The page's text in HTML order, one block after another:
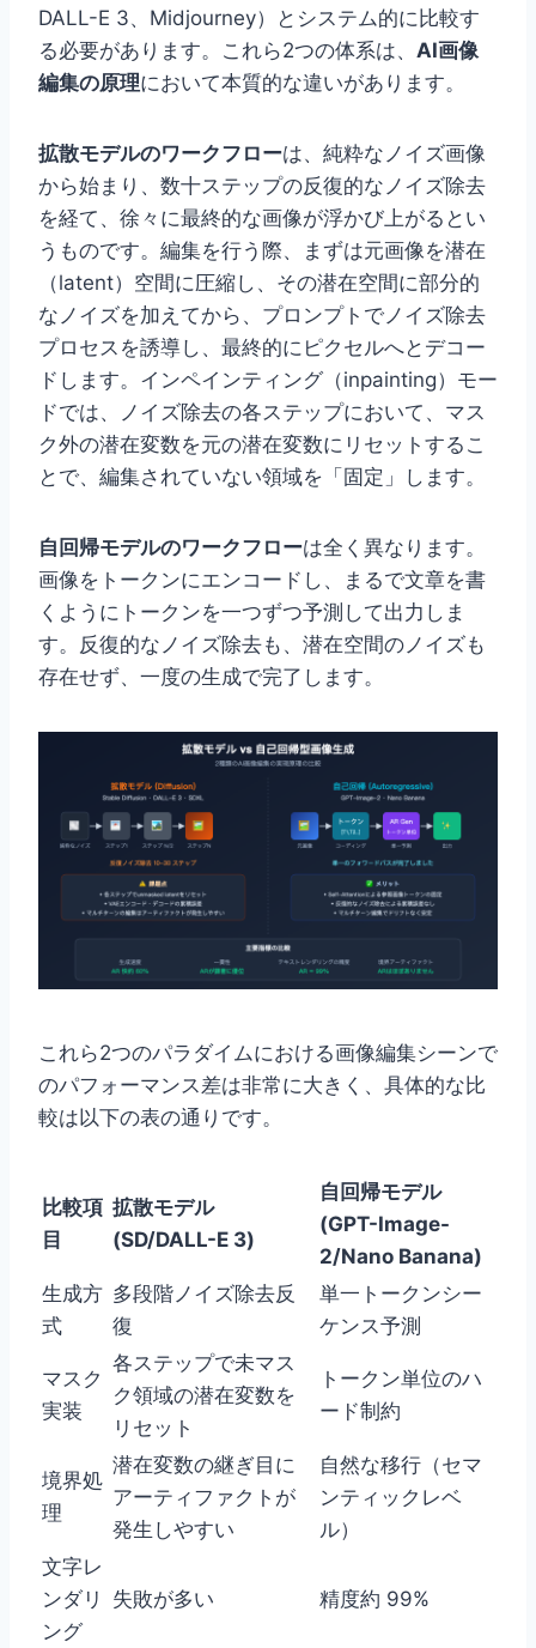
DALL-E 3、Midjourney）とシステム的に比較す
る必要があります。これら2つの体系は、 AI画像
編集の原理において本質的な違いがあります。
拡散モデルのワークフローは、純粋なノイズ画像
から始まり、数十ステップの反復的なノイズ除去
を経て、徐々に最終的な画像が浮かび上がるとい
うものです。編集を行う際、まずは元画像を潜在
（latent）空間に圧縮し、その潜在空間に部分的
なノイズを加えてから、プロンプトでノイズ除去
プロセスを誘導し、最終的にピクセルへとデコー
ドします。インペインティング（inpainting）モー
ドでは、ノイズ除去の各ステップにおいて、マス
ク外の潜在変数を元の潜在変数にリセットするこ
とで、編集されていない領域を「固定」します。
自回帰モデルのワークフローは全く異なります。
画像をトークンにエンコードし、まるで文章を書
くようにトークンを一つずつ予測して出力しま
す。反復的なノイズ除去も、潜在空間のノイズも
存在せず、一度の生成で完了します。
これら2つのパラダイムにおける画像編集シーンで
のパフォーマンス差は非常に大きく、具体的な比
較は以下の表の通りです。
比較項
目
拡散モデル
(SD/DALL-E 3)
自回帰モデル
(GPT-Image-
2/Nano Banana)
生成方
式
多段階ノイズ除去反
復
単一トークンシー
ケンス予測
マスク
実装
各ステップで未マス
ク領域の潜在変数を
リセット
トークン単位のハ
ード制約
境界処
理
潜在変数の継ぎ目に
アーティファクトが
発生しやすい
自然な移行（セマ
ンティックレベ
ル）
文字レ
ンダリ
ング
失敗が多い 精度約 99%